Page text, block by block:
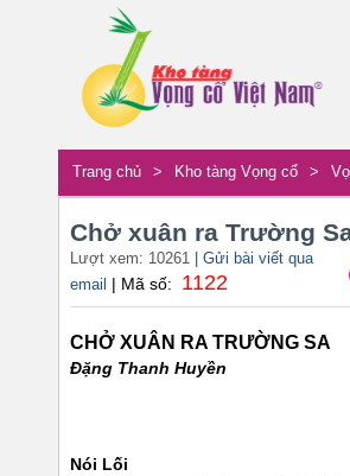
Trang chủ > Kho tàng Vọng cổ >
Chở xuân ra Trường
Lượt xem: 10261
| Gửi bài viết qua
email | Mã số: 1122
CHỞ XUÂN RA TRƯỜNG SA
Đặng Thanh Huyền
Nói Lối